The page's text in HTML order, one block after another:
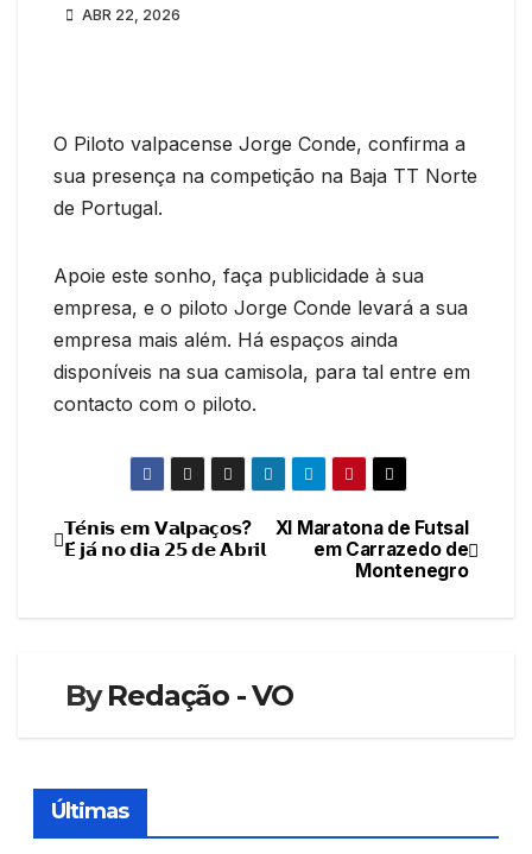
ABR 22, 2026
O Piloto valpacense Jorge Conde, confirma a
sua presença na competição na Baja TT Norte
de Portugal.
Apoie este sonho, faça publicidade à sua
empresa, e o piloto Jorge Conde levará a sua
empresa mais além. Há espaços ainda
disponíveis na sua camisola, para tal entre em
contacto com o piloto.
Navegação
XI Maratona de Futsal
em Carrazedo de
Montenegro
𝗧𝗲́𝗻𝗶𝘀 𝗲𝗺 𝗩𝗮𝗹𝗽𝗮𝗰̧𝗼𝘀?
𝗘́ 𝗷𝗮́ 𝗻𝗼 𝗱𝗶𝗮 𝟮𝟱 𝗱𝗲 𝗔𝗯𝗿𝗶𝗹
ByRedação - VO
Últimas